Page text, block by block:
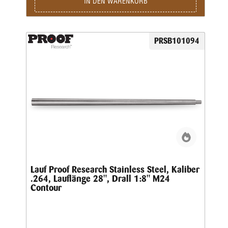
PRSB101094
Lauf Proof Research Stainless Steel, Kaliber
.264, Lauflänge 28", Drall 1:8" M24
Contour